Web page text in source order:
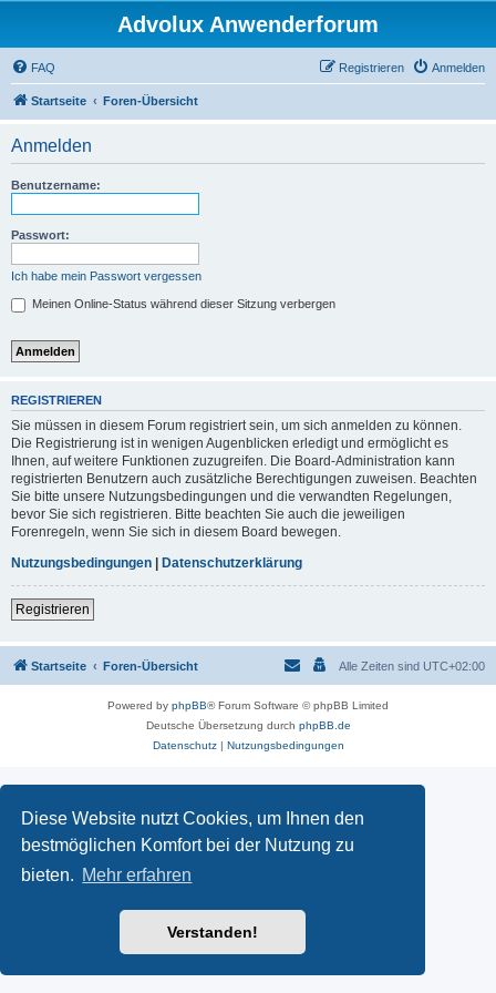
Diese Website nutzt Cookies, um Ihnen den
bestmöglichen Komfort bei der Nutzung zu
bieten. Mehr erfahren
Verstanden!
Advolux Anwenderforum
FAQ Anmelden
Registrieren
Startseite Foren-Übersicht
Anmelden
Benutzername:
Passwort:
Ich habe mein Passwort vergessen
Meinen Online-Status während dieser Sitzung verbergen
REGISTRIEREN
Sie müssen in diesem Forum registriert sein, um sich anmelden zu können.
Die Registrierung ist in wenigen Augenblicken erledigt und ermöglicht es
Ihnen, auf weitere Funktionen zuzugreifen. Die Board-Administration kann
registrierten Benutzern auch zusätzliche Berechtigungen zuweisen. Beachten
Sie bitte unsere Nutzungsbedingungen und die verwandten Regelungen,
bevor Sie sich registrieren. Bitte beachten Sie auch die jeweiligen
Forenregeln, wenn Sie sich in diesem Board bewegen.
Nutzungsbedingungen
Datenschutzerklärung
Registrieren
Startseite Foren-Übersicht Alle Zeiten sind UTC+02:00
Powered by phpBB® Forum Software © phpBB Limited
Deutsche Übersetzung durch phpBB.de
Datenschutz| Nutzungsbedingungen